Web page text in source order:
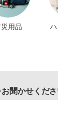
用品
聞かせくだ